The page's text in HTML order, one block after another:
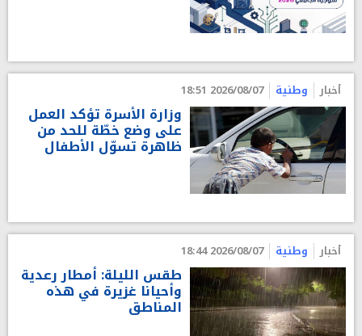
أخبار وطنية 2026/08/07 18:51
وزارة الأسرة تؤكد العمل
على وضع خطّة للحد من
ظاهرة تسوّل الأطفال
أخبار وطنية 2026/08/07 18:44
طقس الليلة: أمطار رعدية
وأحيانا غزيرة في هذه
المناطق